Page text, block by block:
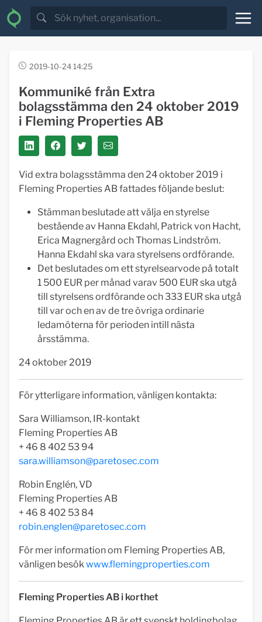
2019-10-24 14:25
Kommuniké från Extra
bolagsstämma den 24 oktober 2019
i Fleming Properties AB
Vid extra bolagsstämma den 24 oktober 2019 i
Fleming Properties AB fattades följande beslut:
Stämman beslutade att välja en styrelse
bestående av Hanna Ekdahl, Patrick von Hacht,
Erica Magnergård och Thomas Lindström.
Hanna Ekdahl ska vara styrelsens ordförande.
Det beslutades om ett styrelsearvode på totalt
1 500 EUR per månad varav 500 EUR ska utgå
till styrelsens ordförande och 333 EUR ska utgå
till var och en av de tre övriga ordinarie
ledamöterna för perioden intill nästa
årsstämma.
24 oktober 2019
För ytterligare information, vänligen kontakta:
Sara Williamson, IR-kontakt
Fleming Properties AB
+ 46 8 402 53 94
sara.williamson@paretosec.com
Robin Englén, VD
Fleming Properties AB
+ 46 8 402 53 84
robin.englen@paretosec.com
För mer information om Fleming Properties AB,
vänligen besökwww.flemingproperties.com
Fleming Properties AB i korthet